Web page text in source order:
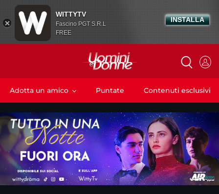
Adotta un amico Puntate Contenuti esclusivi
WITTYTV
Fascino PGT S.R.L
FREE
INSTALLA